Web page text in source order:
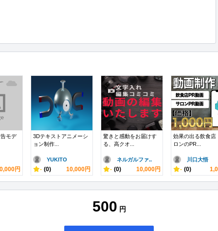
モデ
円
3Dテキストアニメーシ
ョン制作...
YUKITO
- (0) 10,000円
驚きと感動をお届けす
る、高クオ...
ネルガルファ..
- (0) 10,000円
効果の出る飲食店
ロンのPR...
川口大悟
- (0)
500 円